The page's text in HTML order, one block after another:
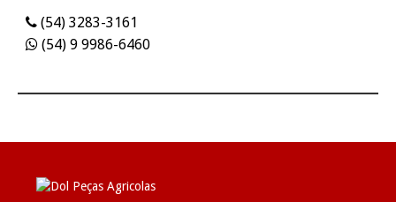
(54) 3283-3161
(54) 9 9986-6460